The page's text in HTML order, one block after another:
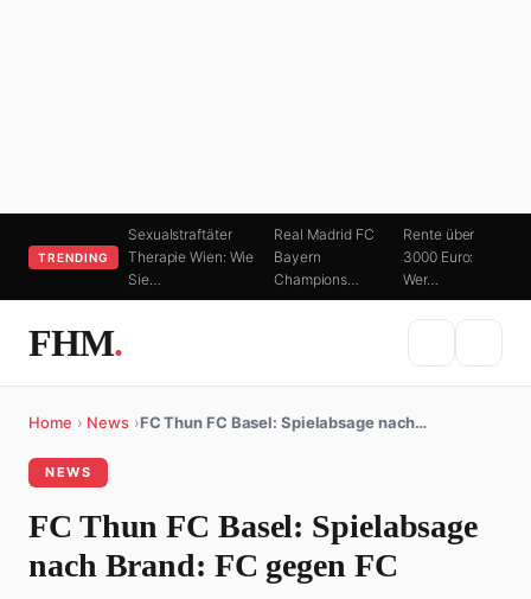
TRENDING
Sexualstraftäter
Therapie Wien: Wie
Sie…
Real Madrid FC
Bayern
Champions…
Rente über
3000 Euro:
Wer…
FHM.
Home › News ›FC Thun FC Basel: Spielabsage nach…
NEWS
FC Thun FC Basel: Spielabsage
nach Brand: FC gegen FC